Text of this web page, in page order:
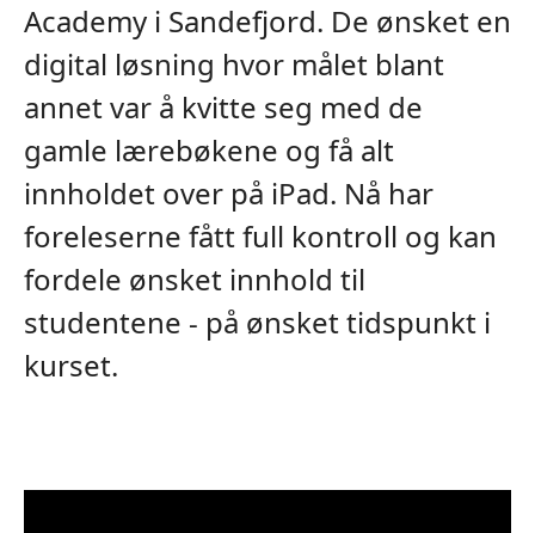
Academy i Sandefjord. De ønsket en
digital løsning hvor målet blant
annet var å kvitte seg med de
gamle lærebøkene og få alt
innholdet over på iPad. Nå har
foreleserne fått full kontroll og kan
fordele ønsket innhold til
studentene - på ønsket tidspunkt i
kurset.